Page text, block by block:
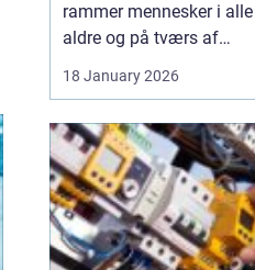
rammer mennesker i alle
aldre og på tværs af
starter det med hygge,
at dæmpe uro og svære
følelser på. Langsomt
flytter alkoholen græns...
18 January 2026